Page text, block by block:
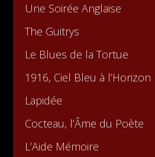
Une Soirée Anglaise
The Guitrys
Le Blues de la Tortue
1916, Ciel Bleu à l’Horizon
Lapidée
Cocteau, l’Âme du Poète
L’Aide Mémoire